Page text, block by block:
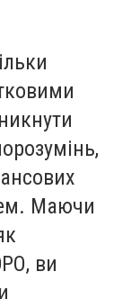
Маючи
ви